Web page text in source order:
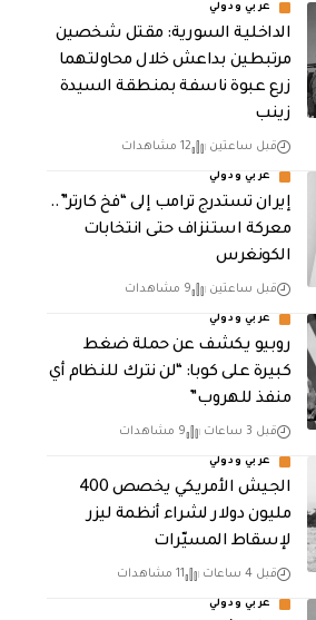
عربي ودولي
الداخلية السورية: مقتل شخصين
مرتبطين بداعش خلال محاولتهما
زرع عبوة ناسفة بمنطقة السيدة
زينب
قبل ساعتين 12 مشاهدات
عربي ودولي
إيران تستدرج ترامب إلى “فخ كارتر”..
معركة استنزاف حتى انتخابات
الكونغرس
قبل ساعتين 9 مشاهدات
عربي ودولي
روبيو يكشف عن حملة ضغط
كبيرة على كوبا: “لن نترك للنظام أي
منفذ للهروب”
قبل 3 ساعات 9 مشاهدات
عربي ودولي
الجيش الأمريكي يخصص 400
مليون دولار لشراء أنظمة ليزر
لإسقاط المسيّرات
قبل 4 ساعات 11 مشاهدات
عربي ودولي